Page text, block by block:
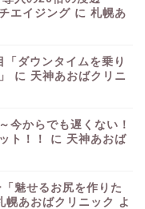
エイジング に 札幌あ
ダウンタイムを乗り
に 天神あおばクリニ
今からでも遅くない！
ト！！
に 天神あおば
魅せるお尻を作りた
幌あおばクリニック
よ